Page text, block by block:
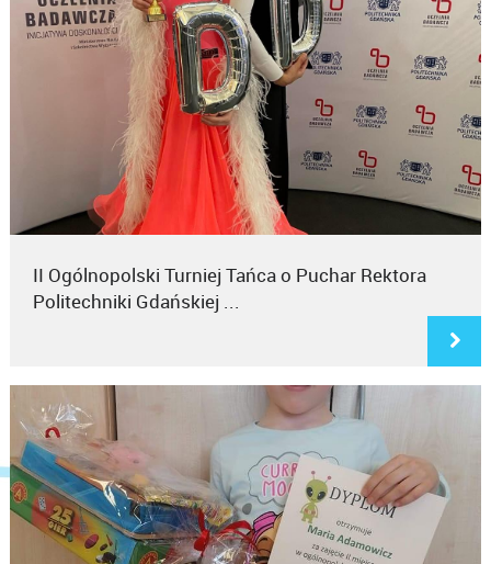
II Ogólnopolski Turniej Tańca o Puchar Rektora
Politechniki Gdańskiej ...